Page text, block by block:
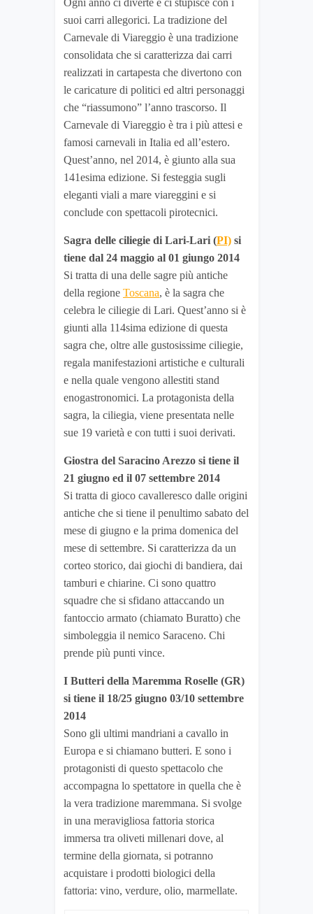
Ogni anno ci diverte e ci stupisce con i
suoi carri allegorici. La tradizione del
Carnevale di Viareggio è una tradizione
consolidata che si caratterizza dai carri
realizzati in cartapesta che divertono con
le caricature di politici ed altri personaggi
che “riassumono” l’anno trascorso. Il
Carnevale di Viareggio è tra i più attesi e
famosi carnevali in Italia ed all’estero.
Quest’anno, nel 2014, è giunto alla sua
141esima edizione. Si festeggia sugli
eleganti viali a mare viareggini e si
conclude con spettacoli pirotecnici.
Sagra delle ciliegie di Lari-Lari (PI) si
tiene dal 24 maggio al 01 giungo 2014
Si tratta di una delle sagre più antiche
della regione Toscana, è la sagra che
celebra le ciliegie di Lari. Quest’anno si è
giunti alla 114sima edizione di questa
sagra che, oltre alle gustosissime ciliegie,
regala manifestazioni artistiche e culturali
e nella quale vengono allestiti stand
enogastronomici. La protagonista della
sagra, la ciliegia, viene presentata nelle
sue 19 varietà e con tutti i suoi derivati.
Giostra del Saracino Arezzo si tiene il
21 giugno ed il 07 settembre 2014
Si tratta di gioco cavalleresco dalle origini
antiche che si tiene il penultimo sabato del
mese di giugno e la prima domenica del
mese di settembre. Si caratterizza da un
corteo storico, dai giochi di bandiera, dai
tamburi e chiarine. Ci sono quattro
squadre che si sfidano attaccando un
fantoccio armato (chiamato Buratto) che
simboleggia il nemico Saraceno. Chi
prende più punti vince.
I Butteri della Maremma Roselle (GR)
si tiene il 18/25 giugno 03/10 settembre
2014
Sono gli ultimi mandriani a cavallo in
Europa e si chiamano butteri. E sono i
protagonisti di questo spettacolo che
accompagna lo spettatore in quella che è
la vera tradizione maremmana. Si svolge
in una meravigliosa fattoria storica
immersa tra oliveti millenari dove, al
termine della giornata, si potranno
acquistare i prodotti biologici della
fattoria: vino, verdure, olio, marmellate.